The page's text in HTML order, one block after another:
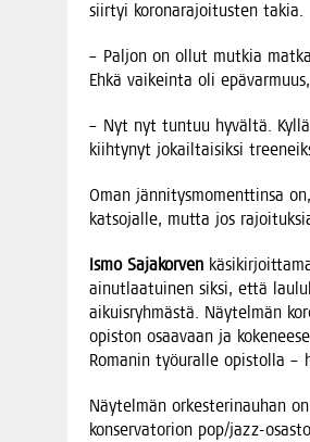
siir­tyi koro­na­ra­joi­tus­ten takia.
– Pal­jon on ollut mut­kia
Ehkä vai­kein­ta oli
– Nyt nyt tun­tuu hyväl­tä.
kiih­ty­nyt jokail­tai­sik­si
Oman jän­ni­tys­mo­ment­tin­sa
kat­so­jal­le, mut­ta jos
Ismo Saja­kor­ven
ainut­laa­tui­nen sik­si, että
aikuis­ryh­mäs­tä. Näy­tel­män
opis­ton osaa­vaan ja
Roma­nin työ­ural­le opis­tol­la –
Näy­tel­män orkes­te­ri­nau­han
kon­ser­va­to­rion pop/­jazz-